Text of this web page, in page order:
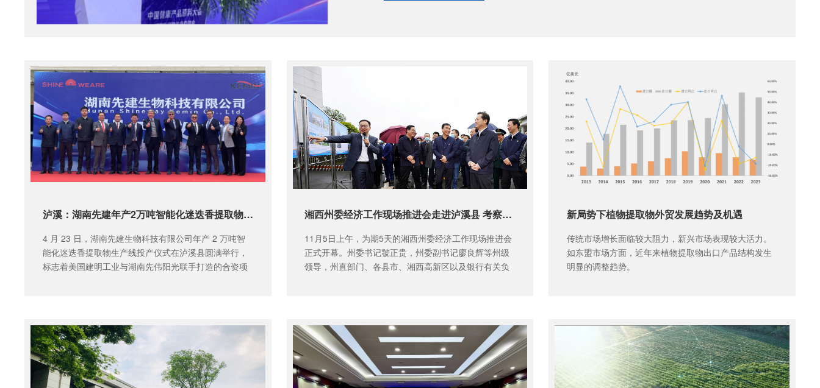
泸溪：湖南先建年产2万吨智能化迷迭香提取物生产线正式投产
4 月 23 日，湖南先建生物科技有限公司年产 2 万吨智
能化迷迭香提取物生产线投产仪式在泸溪县圆满举行，
标志着美国建明工业与湖南先伟阳光联手打造的合资项
湘西州委经济工作现场推进会走进泸溪县 考察先伟实业泸溪新厂项目
11月5日上午，为期5天的湘西州委经济工作现场推进会
正式开幕。州委书记虢正贵，州委副书记廖良辉等州级
领导，州直部门、各县市、湘西高新区以及银行有关负
新局势下植物提取物外贸发展趋势及机遇
传统市场增长面临较大阻力，新兴市场表现较大活力。
如东盟市场方面，近年来植物提取物出口产品结构发生
明显的调整趋势。